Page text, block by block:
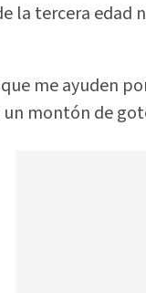
la tercera
me ayuden
montón de